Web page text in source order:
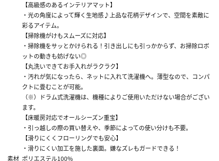
【高級感のあるインテリアマット】
・光の角度によって輝く生地感♪上品な花柄デザインで、空間を素敵に
彩るアイテム。
【掃除機がけもスムーズに対応】
・掃除機をサッとかけられる！引き出しにも引っかからず、お掃除ロボ
ットの動きも妨げない◎
【丸洗いできてお手入れがラクラク】
・汚れが気になったら、ネットに入れて洗濯機へ。薄型なので、コンパ
クトに畳むことが可能。
（※）ドラム式洗濯機は、機種によりご使用いただけない場合がござい
ます。
【床暖房対応でオールシーズン重宝】
・引っ越しの際の買い替えや、季節によっての使い分けも不要。
【滑りにくくフローリングでも安心】
・滑りにくい加工を施した裏面。嫌なズレもガードできる！
素材 ポリエステル100%